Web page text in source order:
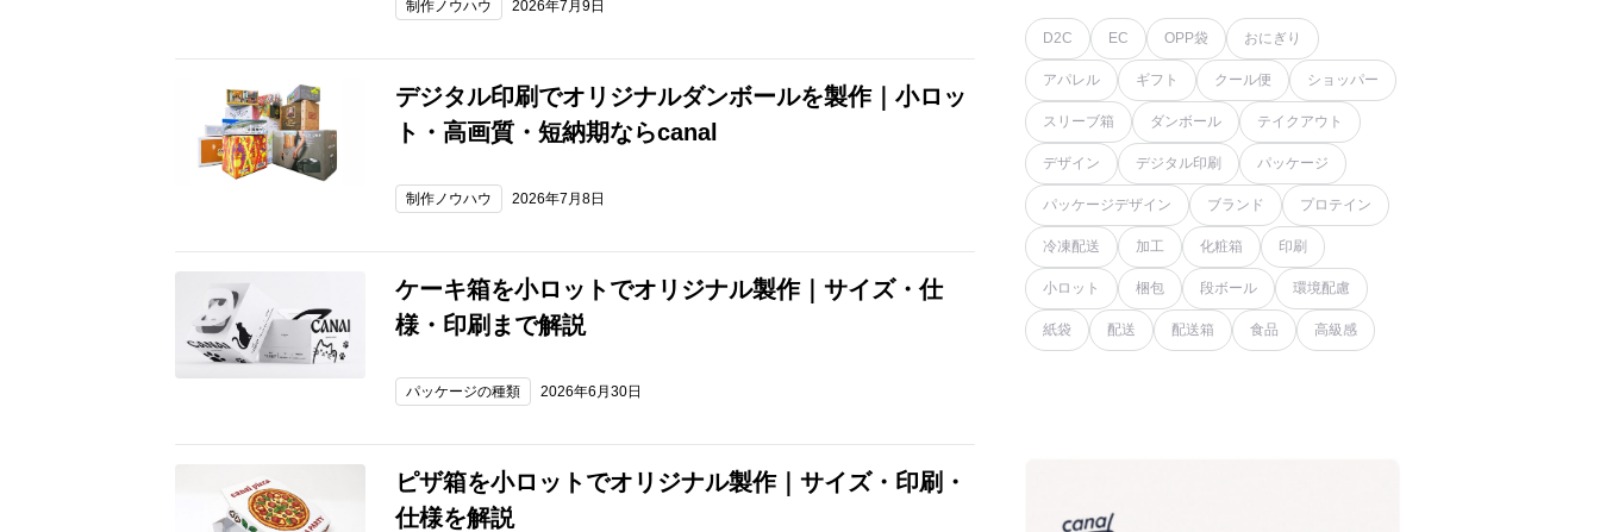
制作ノウハウ 2026年7月9日
デジタル印刷でオリジナルダンボールを製作｜小ロッ
ト・高画質・短納期ならcanal
制作ノウハウ 2026年7月8日
ケーキ箱を小ロットでオリジナル製作｜サイズ・仕
様・印刷まで解説
パッケージの種類 2026年6月30日
ピザ箱を小ロットでオリジナル製作｜サイズ・印刷・
仕様を解説
D2C EC OPP袋 おにぎり
アパレル ギフト クール便 ショッパー
スリーブ箱 ダンボール テイクアウト
デザイン デジタル印刷 パッケージ
パッケージデザイン ブランド プロテイン
冷凍配送 加工 化粧箱 印刷
小ロット 梱包 段ボール 環境配慮
紙袋 配送 配送箱 食品 高級感